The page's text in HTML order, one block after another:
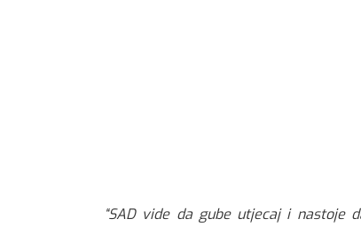
“SAD vide da gube utjecaj i nastoje